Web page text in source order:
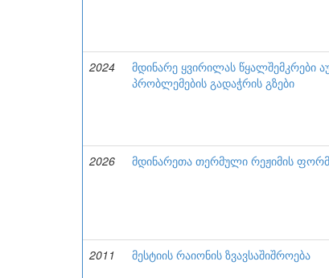
2024
მდინარე ყვირილას წყალშემკრები
პრობლემების გადაჭრის გზები
2026
მდინარეთა თერმული რეჟიმის
2011
მესტიის რაიონის ზვავსაშიშროება